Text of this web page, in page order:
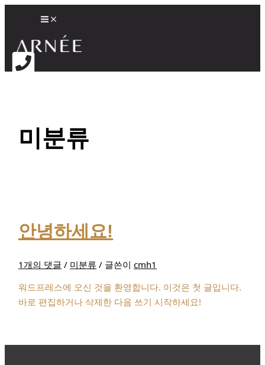
미분류
안녕하세요!
1개의 댓글 / 미분류 / 글쓴이cmh1
워드프레스에 오신 것을 환영합니다. 이것은 첫 글입니다.
바로 편집하거나 삭제한 다음 쓰기 시작하세요!